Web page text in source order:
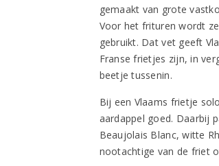
gemaakt van grote
Voor het frituren wordt
gebruikt. Dat vet geeft
Franse frietjes zijn, in
beetje tussenin.
Bij een Vlaams frietje
aardappel goed. Daarbij
Beaujolais Blanc, witte
nootachtige van de friet